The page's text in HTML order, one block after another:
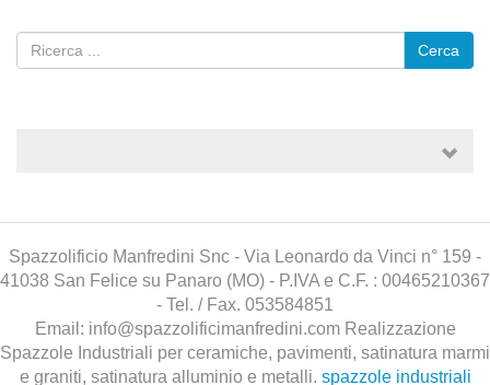
Cerca
Spazzolificio Manfredini Snc - Via Leonardo da Vinci n° 159 -
41038 San Felice su Panaro (MO) - P.IVA e C.F. : 00465210367
- Tel. / Fax. 053584851
Email: info@spazzolificimanfredini.com Realizzazione
Spazzole Industriali per ceramiche, pavimenti, satinatura marmi
e graniti, satinatura alluminio e metalli. spazzole industriali